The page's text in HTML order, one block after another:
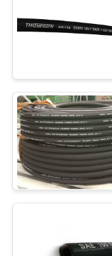
ΕΛΆΤΕ
ΜΕ
ΕΙΔΉΣΕΙΣ
ΖΗΤΉΣΤΕ
ΈΝΑ